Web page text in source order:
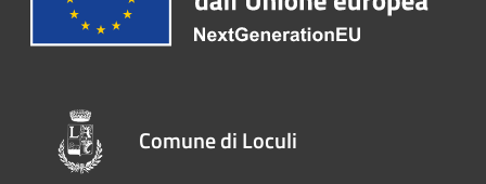
Comune di Loculi